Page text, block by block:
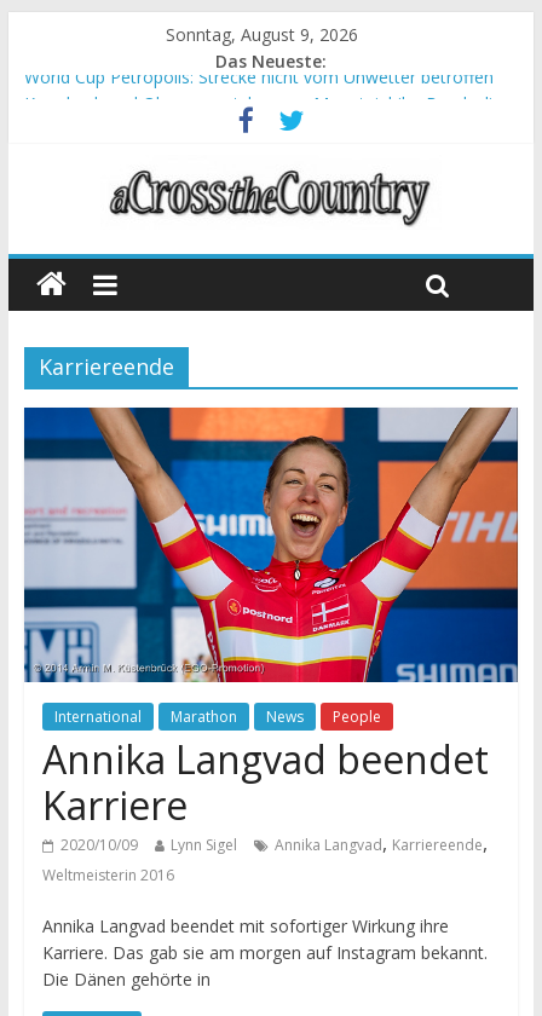
Sonntag, August 9, 2026
Das Neueste:
World Cup Petropolis: Strecke nicht vom Unwetter betroffen
Krumbach und Obergessertshausen: Mountainbike-Bundesliga
Supercup Massi Banyoles: Siege für Carod und Richards
Halbzeit beim Andalucia Bike Race: Weltmeister Seewald führt
Chelva: Schweizer Doppelsieg beim ersten XCO-Rennen der
Karriereende
International Marathon News People
Annika Langvad beendet
Karriere
2020/10/09 Lynn Sigel Annika Langvad, Karriereende,
Weltmeisterin 2016
Annika Langvad beendet mit sofortiger Wirkung ihre
Karriere. Das gab sie am morgen auf Instagram bekannt.
Die Dänen gehörte in